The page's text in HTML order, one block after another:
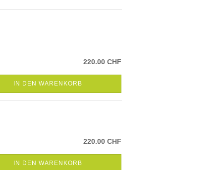
220.00 CHF
IN DEN WARENKORB
220.00 CHF
IN DEN WARENKORB